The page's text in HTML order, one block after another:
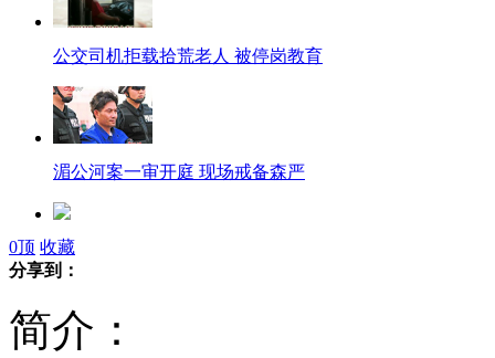
公交司机拒载拾荒老人 被停岗教育
湄公河案一审开庭 现场戒备森严
科学家利用人类细胞"种出"耳朵
比尔盖茨第19次蝉联福布斯富豪榜首
0顶 收藏
分享到：
简介：